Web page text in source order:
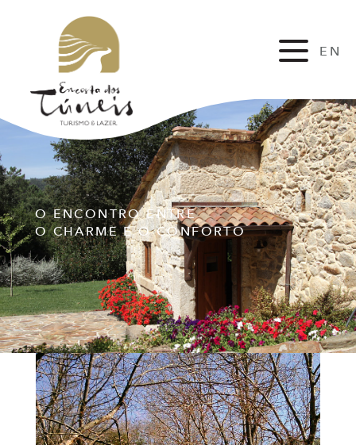
EN
O ENCONTRO ENTRE
O CHARME E O CONFORTO